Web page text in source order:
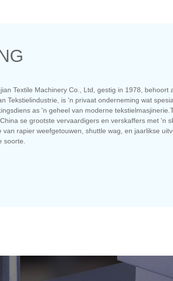
Textile Machinery Co., Ltd, gestig in 1978, behoort
Tekstielindustrie, is 'n privaat onderneming wat
as 'n geheel van moderne
se grootste vervaardigers en verskaffers met 'n
van rapier weefgetouwen, shuttle wag, en jaarlikse
soorte.